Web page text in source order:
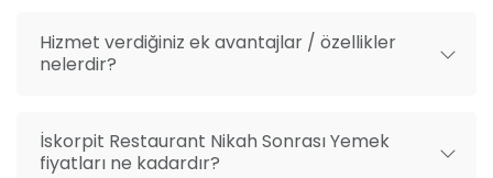
Hizmet verdiğiniz ek avantajlar / özellikler
nelerdir?
İskorpit Restaurant Nikah Sonrası Yemek
fiyatları ne kadardır?